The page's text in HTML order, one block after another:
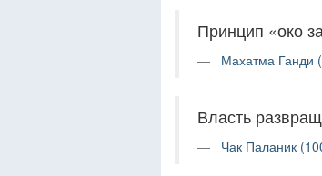
Принцип «око
Махатма Ганди
Власть
Чак Паланик